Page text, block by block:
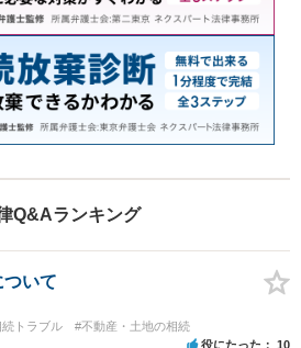
Q&Aランキング
いて
トラブル #不動産・土地の相続
役にたった 10